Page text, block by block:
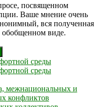
посвященном
Ваше мнение очень
вся полученная
обобщенном виде.